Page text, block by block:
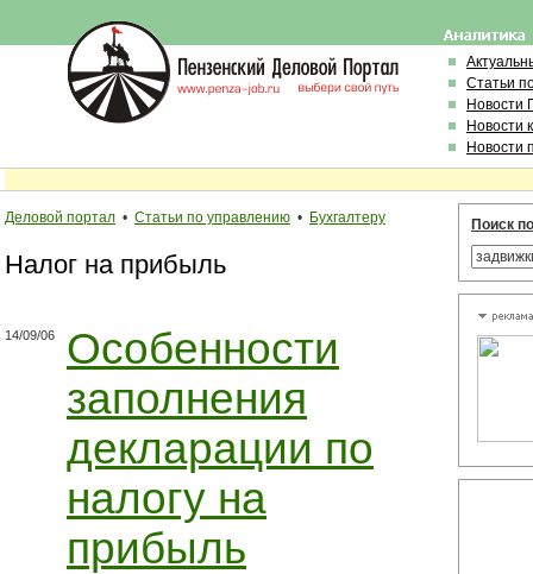
Статьи
Новости
Новости
Новости
Деловой портал • Статьи по управлению • Бухгалтеру
Налог на прибыль
14/09/06
Особенности
заполнения
декларации по
налогу на
прибыль
Поиск